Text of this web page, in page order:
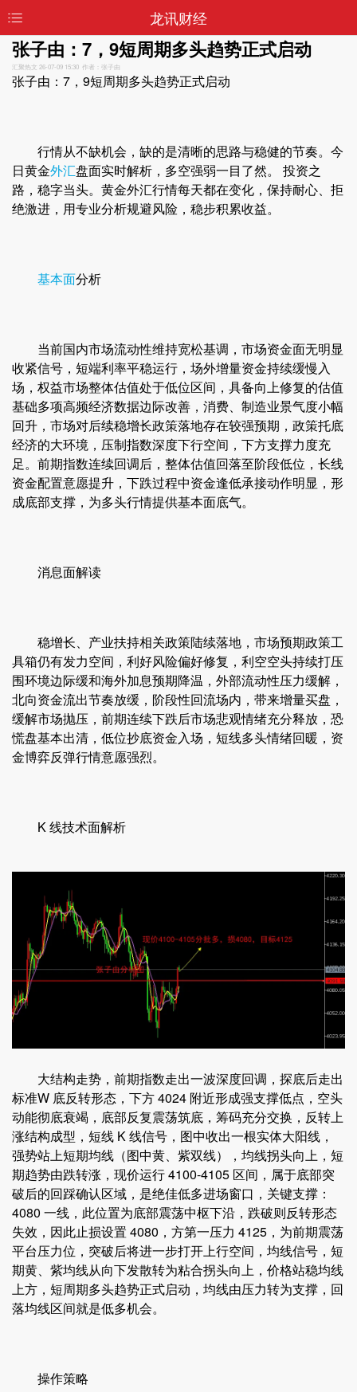
龙讯财经
张子由：7，9短周期多头趋势正式启动
汇聚热文 26-07-09 15:30 作者：张子由
张子由：7，9短周期多头趋势正式启动
行情从不缺机会，缺的是清晰的思路与稳健的节奏。今
日黄金外汇盘面实时解析，多空强弱一目了然。 投资之
路，稳字当头。黄金外汇行情每天都在变化，保持耐心、拒
绝激进，用专业分析规避风险，稳步积累收益。
基本面分析
当前国内市场流动性维持宽松基调，市场资金面无明显
收紧信号，短端利率平稳运行，场外增量资金持续缓慢入
场，权益市场整体估值处于低位区间，具备向上修复的估值
基础多项高频经济数据边际改善，消费、制造业景气度小幅
回升，市场对后续稳增长政策落地存在较强预期，政策托底
经济的大环境，压制指数深度下行空间，下方支撑力度充
足。前期指数连续回调后，整体估值回落至阶段低位，长线
资金配置意愿提升，下跌过程中资金逢低承接动作明显，形
成底部支撑，为多头行情提供基本面底气。
消息面解读
稳增长、产业扶持相关政策陆续落地，市场预期政策工
具箱仍有发力空间，利好风险偏好修复，利空空头持续打压
围环境边际缓和海外加息预期降温，外部流动性压力缓解，
北向资金流出节奏放缓，阶段性回流场内，带来增量买盘，
缓解市场抛压，前期连续下跌后市场悲观情绪充分释放，恐
慌盘基本出清，低位抄底资金入场，短线多头情绪回暖，资
金博弈反弹行情意愿强烈。
K 线技术面解析
大结构走势，前期指数走出一波深度回调，探底后走出
标准W 底反转形态，下方 4024 附近形成强支撑低点，空头
动能彻底衰竭，底部反复震荡筑底，筹码充分交换，反转上
涨结构成型，短线 K 线信号，图中收出一根实体大阳线，
强势站上短期均线（图中黄、紫双线），均线拐头向上，短
期趋势由跌转涨，现价运行 4100-4105 区间，属于底部突
破后的回踩确认区域，是绝佳低多进场窗口，关键支撑：
4080 一线，此位置为底部震荡中枢下沿，跌破则反转形态
失效，因此止损设置 4080，方第一压力 4125，为前期震荡
平台压力位，突破后将进一步打开上行空间，均线信号，短
期黄、紫均线从向下发散转为粘合拐头向上，价格站稳均线
上方，短周期多头趋势正式启动，均线由压力转为支撑，回
落均线区间就是低多机会。
操作策略